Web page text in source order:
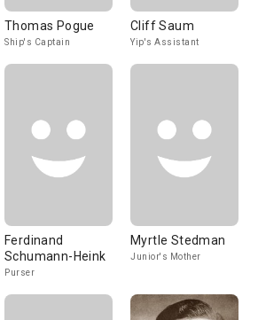
Thomas Pogue
Ship's Captain
Cliff Saum
Yip's Assistant
Ferdinand
Schumann-Heink
Purser
Myrtle Stedman
Junior's Mother